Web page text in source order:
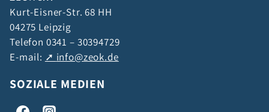
Kurt-Eisner-Str. 68 HH
04275 Leipzig
Telefon 0341 – 30394729
E-mail:
info@zeok.de
SOZIALE MEDIEN